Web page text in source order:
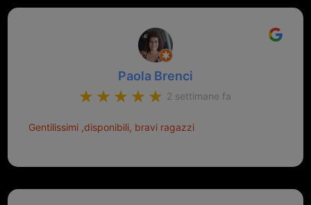
Paola Brenci
2 settimane fa
Gentilissimi ,disponibili, bravi ragazzi